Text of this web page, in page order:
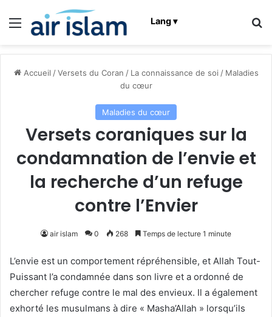
Menu Lang ▾
Accueil / Versets du Coran / La connaissance de soi / Maladies
du cœur
Maladies du cœur
Versets coraniques sur la
condamnation de l’envie et
la recherche d’un refuge
contre l’Envier
air islam 0 268 Temps de lecture 1 minute
L’envie est un comportement répréhensible, et Allah Tout-
Puissant l’a condamnée dans son livre et a ordonné de
chercher refuge contre le mal des envieux. Il a également
exhorté les musulmans à dire « Masha’Allah » lorsqu’ils